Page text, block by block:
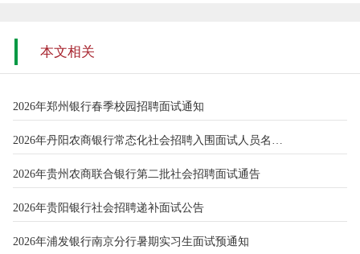
本文相关
2026年郑州银行春季校园招聘面试通知
2026年丹阳农商银行常态化社会招聘入围面试人员名单（7.31）
2026年贵州农商联合银行第二批社会招聘面试通告
2026年贵阳银行社会招聘递补面试公告
2026年浦发银行南京分行暑期实习生面试预通知